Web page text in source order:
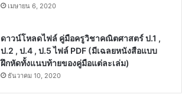
เมษายน 6, 2020
ดาวน์โหลดไฟล์ คู่มือครูวิชาคณิตศาสตร์ ป.1 ,
ป.2 , ป.4 , ป.5 ไฟล์ PDF (มีเฉลยหนังสือแบบ
ฝึกหัดทั้งแนบท้ายของคู่มือแต่ละเล่ม)
ธันวาคม 10, 2020